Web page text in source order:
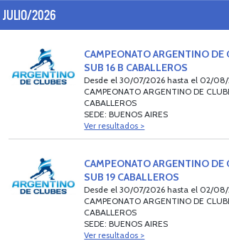
JULIO/2026
CAMPEONATO ARGENTINO DE
SUB 16 B CABALLEROS
Desde el 30/07/2026 hasta el 02/
CAMPEONATO ARGENTINO DE
CABALLEROS
SEDE: BUENOS AIRES
Ver resultados >
CAMPEONATO ARGENTINO DE
SUB 19 CABALLEROS
Desde el 30/07/2026 hasta el 02/
CAMPEONATO ARGENTINO DE
CABALLEROS
SEDE: BUENOS AIRES
Ver resultados >